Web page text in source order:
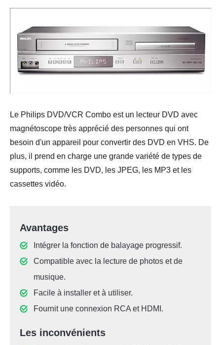
Le Philips DVD/VCR Combo est un lecteur DVD avec
magnétoscope très apprécié des personnes qui ont
besoin d'un appareil pour convertir des DVD en VHS. De
plus, il prend en charge une grande variété de types de
supports, comme les DVD, les JPEG, les MP3 et les
cassettes vidéo.
Avantages
Intégrer la fonction de balayage progressif.
Compatible avec la lecture de photos et de
musique.
Facile à installer et à utiliser.
Fournit une connexion RCA et HDMI.
Les inconvénients